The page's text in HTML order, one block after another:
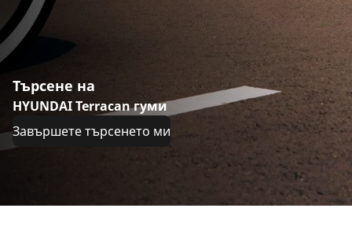
Търсене на
HYUNDAI Terracan гуми
Завършете търсенето ми